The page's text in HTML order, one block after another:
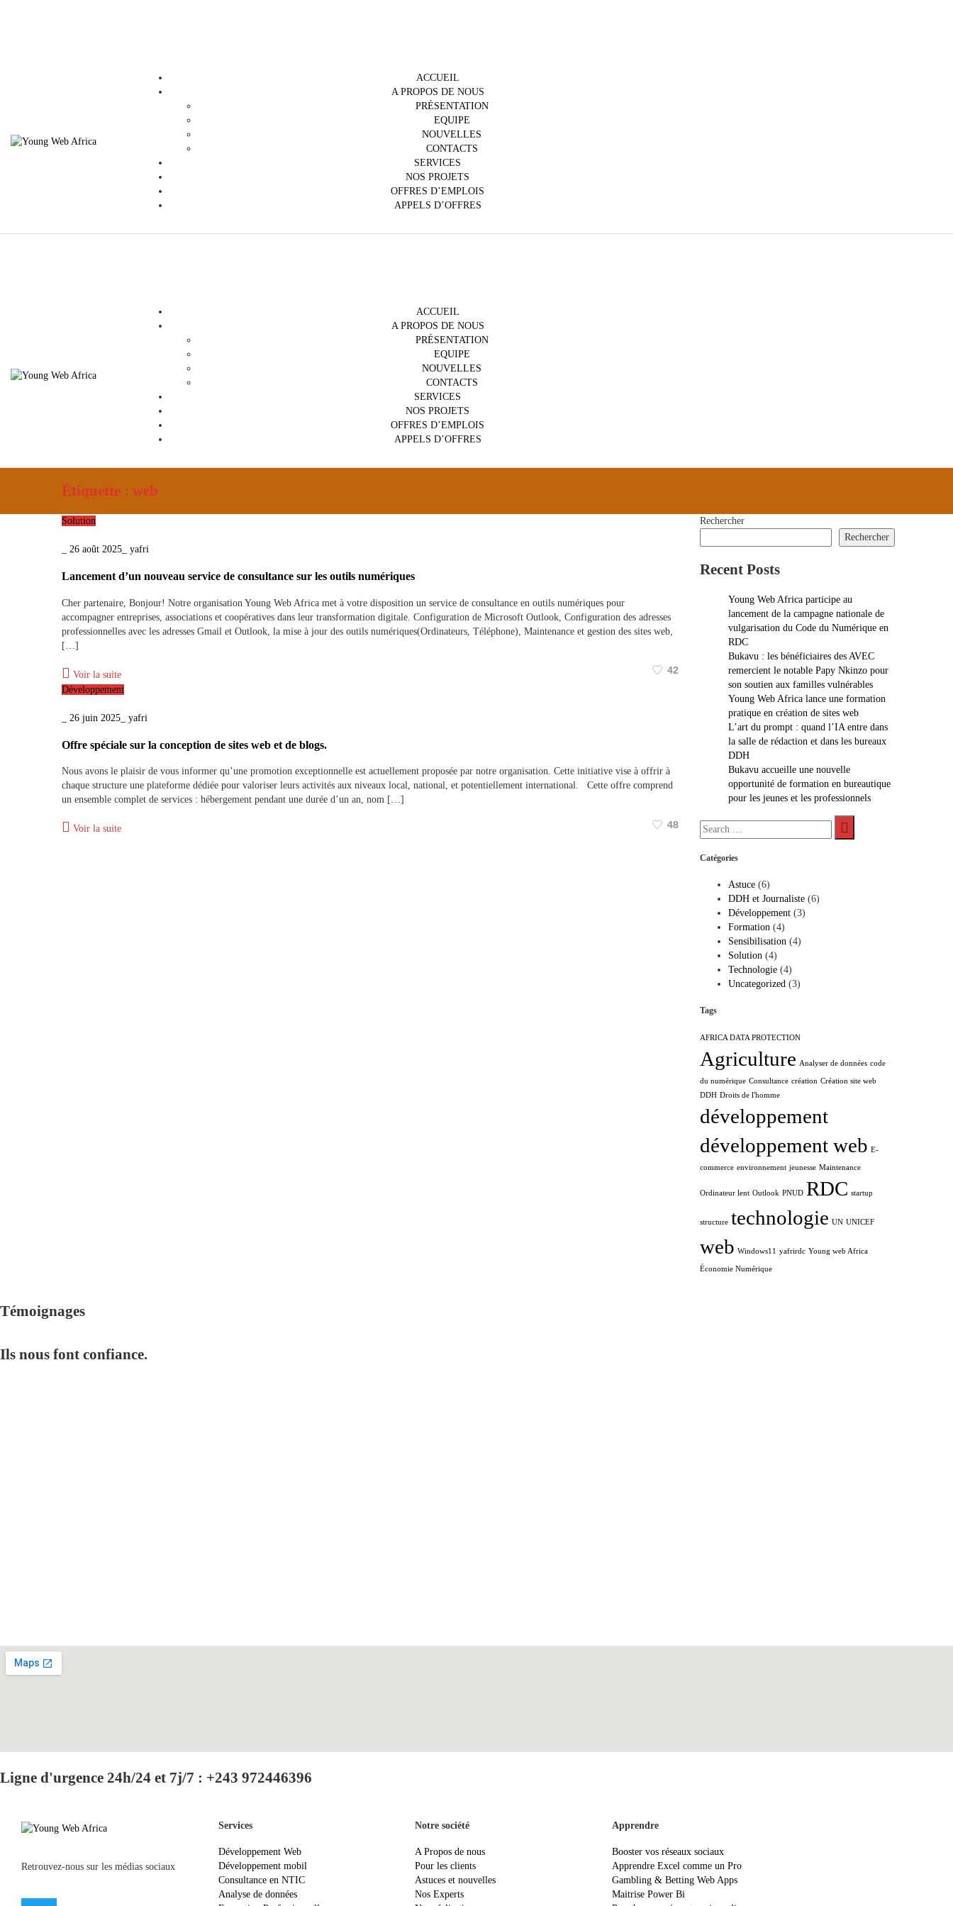
ACCUEIL
A PROPOS DE NOUS
PRÉSENTATION
EQUIPE
NOUVELLES
CONTACTS
SERVICES
NOS PROJETS
OFFRES D’EMPLOIS
APPELS D’OFFRES
ACCUEIL
A PROPOS DE NOUS
PRÉSENTATION
EQUIPE
NOUVELLES
CONTACTS
SERVICES
NOS PROJETS
OFFRES D’EMPLOIS
APPELS D’OFFRES
Étiquette : web
Solution
26 août 2025 yafri
Lancement d’un nouveau service de consultance sur les outils numériques
Cher partenaire, Bonjour! Notre organisation Young Web Africa met à votre disposition un service de consultance en outils numériques pour
accompagner entreprises, associations et coopératives dans leur transformation digitale. Configuration de Microsoft Outlook, Configuration des adresses
professionnelles avec les adresses Gmail et Outlook, la mise à jour des outils numériques(Ordinateurs, Téléphone), Maintenance et gestion des sites web,
[…]
Voir la suite 42
Développement
26 juin 2025 yafri
Offre spéciale sur la conception de sites web et de blogs.
Nous avons le plaisir de vous informer qu’une promotion exceptionnelle est actuellement proposée par notre organisation. Cette initiative vise à offrir à
chaque structure une plateforme dédiée pour valoriser leurs activités aux niveaux local, national, et potentiellement international. Cette offre comprend
un ensemble complet de services : hébergement pendant une durée d’un an, nom […]
Voir la suite 48
Rechercher
Rechercher
Recent Posts
Young Web Africa participe au
lancement de la campagne nationale de
vulgarisation du Code du Numérique en
RDC
Bukavu : les bénéficiaires des AVEC
remercient le notable Papy Nkinzo pour
son soutien aux familles vulnérables
Young Web Africa lance une formation
pratique en création de sites web
L’art du prompt : quand l’IA entre dans
la salle de rédaction et dans les bureaux
DDH
Bukavu accueille une nouvelle
opportunité de formation en bureautique
pour les jeunes et les professionnels
Catégories
Astuce (6)
DDH et Journaliste (6)
Développement (3)
Formation (4)
Sensibilisation (4)
Solution (4)
Technologie (4)
Uncategorized (3)
Tags
AFRICA DATA PROTECTION
Agriculture Analyser de données code
du numérique Consultance création Création site web
DDH Droits de l'homme
développement
développement web E-
commerce environnement jeunesse Maintenance
Ordinateur lent Outlook PNUD RDC startup
structure technologie UN UNICEF
web Windows11 yafrirdc Young web Africa
Économie Numérique
Témoignages
Ils nous font confiance.
Ligne d'urgence 24h/24 et 7j/7 : +243 972446396
Retrouvez-nous sur les médias sociaux
Services
Développement Web
Développement mobil
Consultance en NTIC
Analyse de données
Notre société
A Propos de nous
Pour les clients
Astuces et nouvelles
Nos Experts
Apprendre
Booster vos réseaux sociaux
Apprendre Excel comme un Pro
Gambling & Betting Web Apps
Maitrise Power Bi